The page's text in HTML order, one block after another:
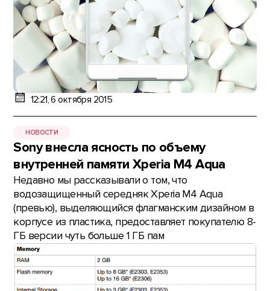
12:21, 6 октября 2015
НОВОСТИ
Sony внесла ясность по объему
внутренней памяти Xperia M4 Aqua
Недавно мы рассказывали о том, что
водозащищенный середняк Xperia M4 Aqua
(превью), выделяющийся флагманским дизайном в
корпусе из пластика, предоставляет покупателю 8-
ГБ версии чуть больше 1 ГБ пам